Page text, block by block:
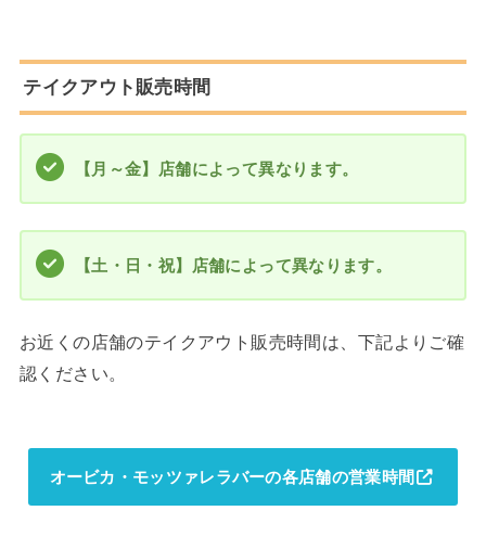
テイクアウト販売時間
【月～金】店舗によって異なります。
【土・日・祝】 店舗によって異なります。
お近くの店舗のテイクアウト販売時間は、下記よりご確
認ください。
オービカ・モッツァレラバーの各店舗の営業時間